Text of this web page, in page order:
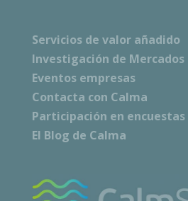
Servicios de valor añadido
Investigación de Mercados
Eventos empresas
Contacta con Calma
Participación en encuestas
El Blog de Calma